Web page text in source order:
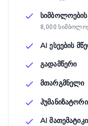
8,000
AI ესეების
გადამწერი
მთარგმნელი
ჰუმანიზატორი
AI